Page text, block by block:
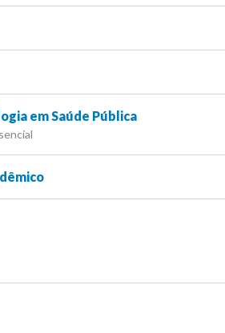
em Saúde Pública